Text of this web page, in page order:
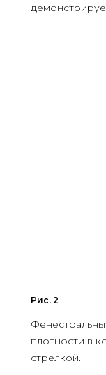
Рис. 2
плотности в
стрелкой.